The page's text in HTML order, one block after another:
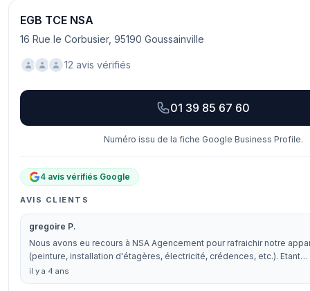
EGB TCE NSA
16 Rue le Corbusier, 95190 Goussainville
12 avis vérifiés
01 39 85 67 60
Numéro issu de la fiche Google Business Profile.
4 avis vérifiés Google
AVIS CLIENTS
gregoire P.
Nous avons eu recours à NSA Agencement pour rafraichir notre
(peinture, installation d'étagères, électricité, crédences, etc.). Etant…
il y a 4 ans